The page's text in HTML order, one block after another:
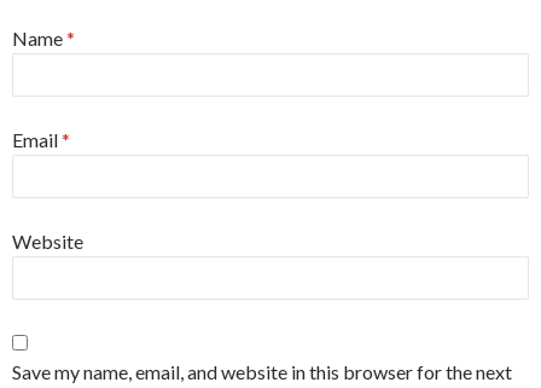
Name*
Email*
Website
Save my name, email, and website in this browser for the next